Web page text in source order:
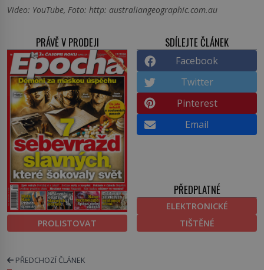
Video: YouTube, Foto: http: australiangeographic.com.au
PRÁVĚ V PRODEJI
PROLISTOVAT
SDÍLEJTE ČLÁNEK
Facebook
Twitter
Pinterest
Email
PŘEDPLATNÉ
ELEKTRONICKÉ
TIŠTĚNÉ
PŘEDCHOZÍ ČLÁNEK